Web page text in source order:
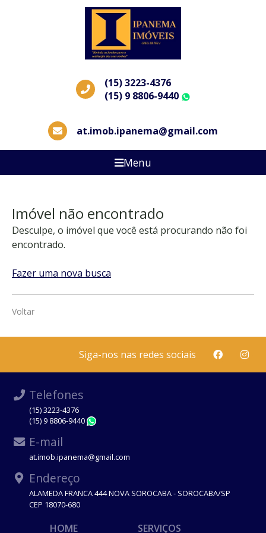
(15) 3223-4376
(15) 9 8806-9440
at.imob.ipanema@gmail.com
Menu
Imóvel não encontrado
Desculpe, o imóvel que você está procurando não foi
encontrado.
Fazer uma nova busca
Voltar
Siga-nos nas redes sociais
Telefones
(15) 3223-4376
(15) 9 8806-9440
E-mail
at.imob.ipanema@gmail.com
Endereço
ALAMEDA FRANCA 444 NOVA SOROCABA - SOROCABA/SP
CEP 18070-680
HOME SERVIÇOS